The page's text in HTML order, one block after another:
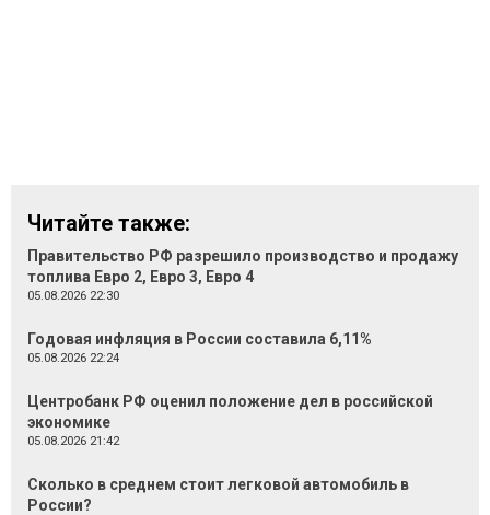
Читайте также:
Правительство РФ разрешило производство и продажу
топлива Евро 2, Евро 3, Евро 4
05.08.2026 22:30
Годовая инфляция в России составила 6,11%
05.08.2026 22:24
Центробанк РФ оценил положение дел в российской
экономике
05.08.2026 21:42
Сколько в среднем стоит легковой автомобиль в
России?